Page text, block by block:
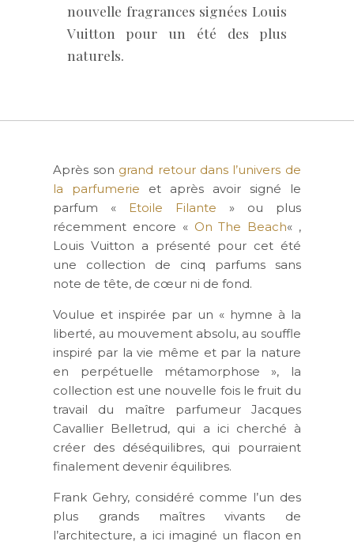
nouvelle fragrances signées Louis
Vuitton pour un été des plus
naturels.
Après son grand retour dans l’univers de
la parfumerie et après avoir signé le
parfum « Etoile Filante » ou plus
récemment encore « On The Beach« ,
Louis Vuitton a présenté pour cet été
une collection de cinq parfums sans
note de tête, de cœur ni de fond.
Voulue et inspirée par un « hymne à la
liberté, au mouvement absolu, au souffle
inspiré par la vie même et par la nature
en perpétuelle métamorphose », la
collection est une nouvelle fois le fruit du
travail du maître parfumeur Jacques
Cavallier Belletrud, qui a ici cherché à
créer des déséquilibres, qui pourraient
finalement devenir équilibres.
Frank Gehry, considéré comme l’un des
plus grands maîtres vivants de
l’architecture, a ici imaginé un flacon en